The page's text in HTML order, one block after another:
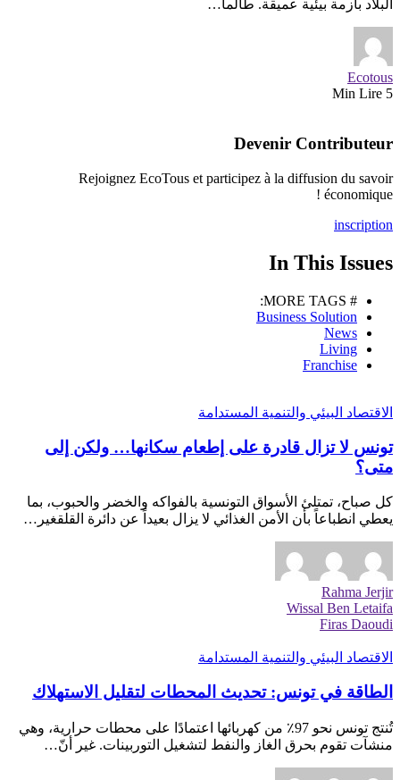
البلاد بأزمة بيئية عميقة. طالما…
Ecotous
5 Min Lire
Devenir Contributeur
Rejoignez EcoTous et participez à la diffusion du savoir
économique !
inscription
In This Issues
# MORE TAGS:
Business Solution
News
Living
Franchise
الاقتصاد البيئي والتنمية المستدامة
تونس لا تزال قادرة على إطعام سكانها… ولكن إلى
متى؟
كل صباح، تمتلئ الأسواق التونسية بالفواكه والخضر والحبوب، بما
يعطي انطباعاً بأن الأمن الغذائي لا يزال بعيداً عن دائرة القلقغير…
Rahma Jerjir
Wissal Ben Letaifa
Firas Daoudi
الاقتصاد البيئي والتنمية المستدامة
الطاقة في تونس: تحديث المحطات لتقليل الاستهلاك
تُنتج تونس نحو 97٪ من كهربائها اعتمادًا على محطات حرارية، وهي
منشآت تقوم بحرق الغاز والنفط لتشغيل التوربينات. غير أنّ…